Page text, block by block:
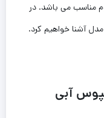
مناسب می باشد. در
آشنا خواهیم کرد.
آبی